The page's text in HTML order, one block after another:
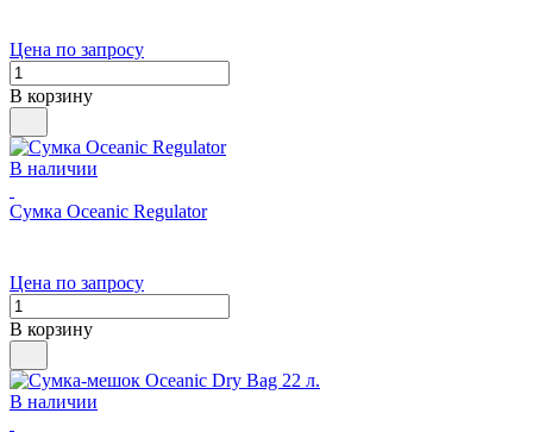
Цена по запросу
В корзину
В наличии
Сумка Oceanic Regulator
Цена по запросу
В корзину
В наличии